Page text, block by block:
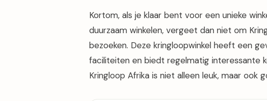
Kortom, als je klaar bent voor een unieke
duurzaam winkelen, vergeet dan niet om
bezoeken. Deze kringloopwinkel heeft een
faciliteiten en biedt regelmatig interessante
Kringloop Afrika is niet alleen leuk, maar ook